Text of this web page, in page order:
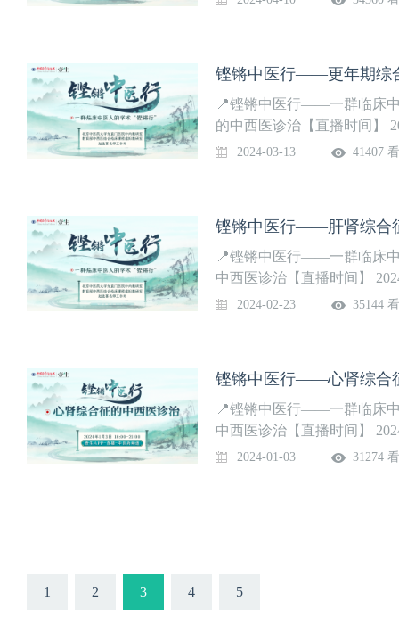
铿锵中医行——更年期综
📍铿锵中医行——一群临床
的中西医诊治【直播时间】
牵头专家：赵进喜 教授参会
2024-03-13 41407
铿锵中医行——肝肾综合
📍铿锵中医行——一群临床
中西医诊治【直播时间】
喜 教授参会专家：贾海忠
2024-02-23 35144
铿锵中医行——心肾综合
📍铿锵中医行——一群临床
中西医诊治【直播时间】
专家：赵进喜 教授参会专家
2024-01-03 31274
1 2 3 4 5